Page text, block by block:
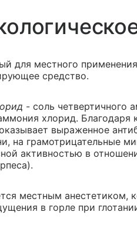
для местного
средство.
- соль четвертичного
хлорид. Благодаря
выраженное
на грамотрицательные
активностью в
местным анестетиком,
в горле при